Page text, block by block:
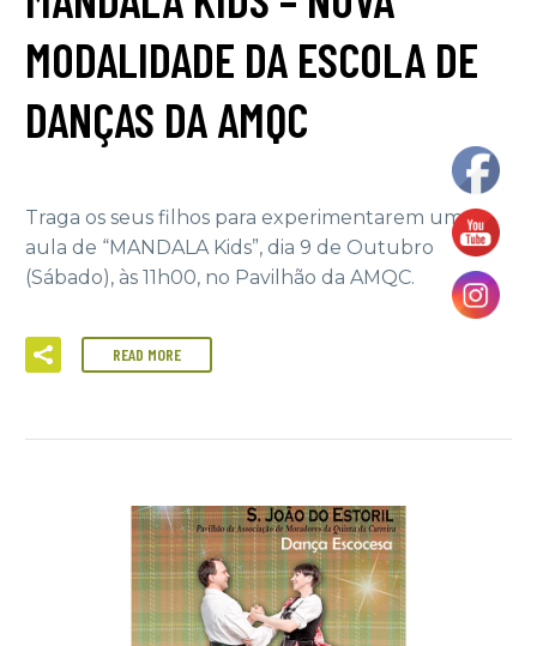
MODALIDADE DA ESCOLA DE
DANÇAS DA AMQC
Traga os seus filhos para experimentarem uma
aula de “MANDALA Kids”, dia 9 de Outubro
(Sábado), às 11h00, no Pavilhão da AMQC.
READ MORE